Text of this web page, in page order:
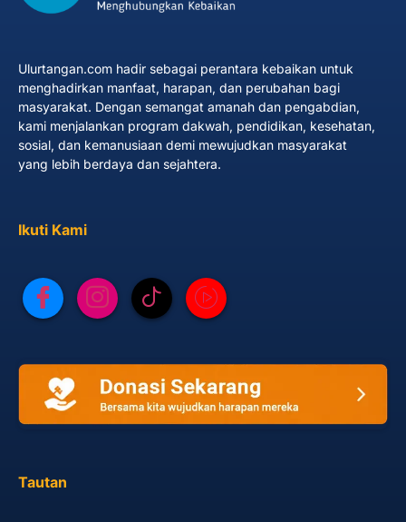
Ulurtangan.com hadir sebagai perantara kebaikan untuk
menghadirkan manfaat, harapan, dan perubahan bagi
masyarakat. Dengan semangat amanah dan pengabdian,
kami menjalankan program dakwah, pendidikan, kesehatan,
sosial, dan kemanusiaan demi mewujudkan masyarakat
yang lebih berdaya dan sejahtera.
Ikuti Kami
Tautan